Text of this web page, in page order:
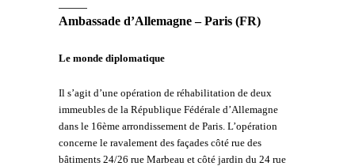
Ambassade d’Allemagne – Paris (FR)
Le monde diplomatique
Il s’agit d’une opération de réhabilitation de deux
immeubles de la République Fédérale d’Allemagne
dans le 16ème arrondissement de Paris. L’opération
concerne le ravalement des façades côté rue des
bâtiments 24/26 rue Marbeau et côté jardin du 24 rue